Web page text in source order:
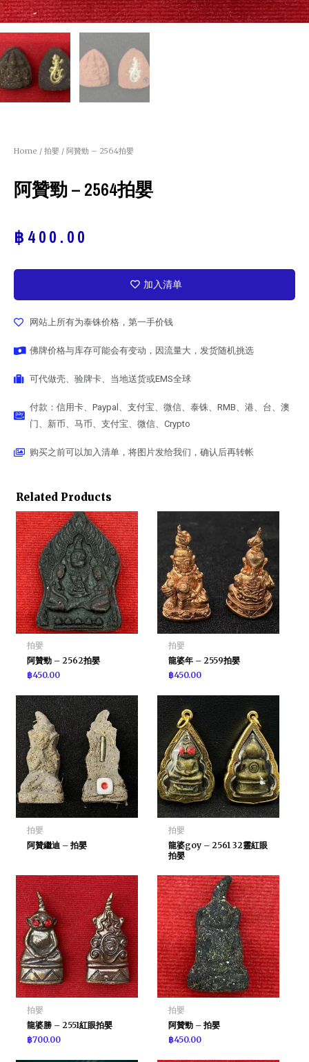
Home / 拍嬰 / 阿贊勁 – 2564拍嬰
阿贊勁 – 2564拍嬰
฿ 400.00
加入清单
网站上所有为泰铢价格，第一手价钱
佛牌价格与库存可能会有变动，因流量大，发货随机挑选
可代做壳、验牌卡、当地送货或EMS全球
付款：信用卡、Paypal、支付宝、微信、泰铢、RMB、港、台、澳
门、新币、马币、支付宝、微信、Crypto
购买之前可以加入清单，将图片发给我们，确认后再转帐
Related Products
拍嬰
阿贊勁 – 2562拍嬰
฿450.00
拍嬰
龍婆年 – 2559拍嬰
฿450.00
拍嬰
阿贊繼迪 – 拍嬰
拍嬰
龍婆goy – 2561 32靈紅眼
拍嬰
拍嬰
龍婆勝 – 2551紅眼拍嬰
฿700.00
拍嬰
阿贊勁 – 拍嬰
฿450.00